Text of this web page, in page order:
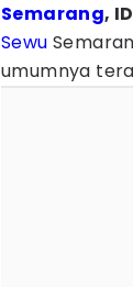
Semarang,
Sewu
umumnya